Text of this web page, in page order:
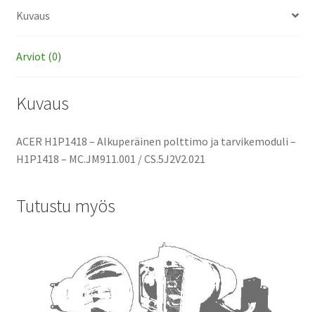
Kuvaus
Arviot (0)
Kuvaus
ACER H1P1418 – Alkuperäinen polttimo ja tarvikemoduli –
H1P1418 – MC.JM911.001 / CS.5J2V2.021
Tutustu myös